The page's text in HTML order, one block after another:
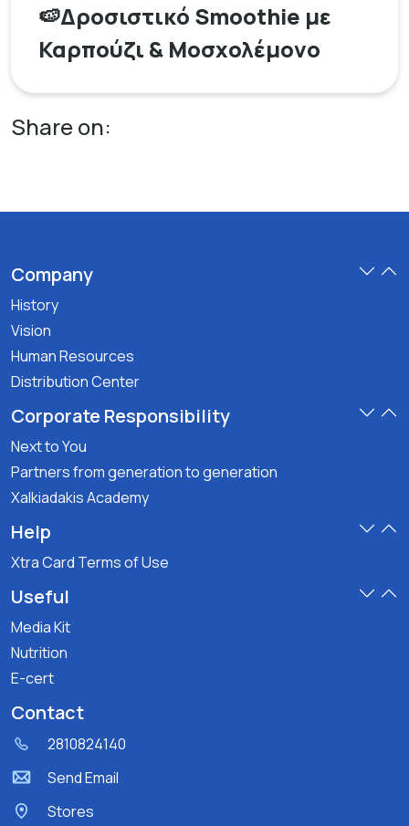
🍉Δροσιστικό Smoothie με
Καρπούζι & Μοσχολέμονο
Share on:
Company
History
Vision
Human Resources
Distribution Center
Corporate Responsibility
Next to You
Partners from generation to generation
Xalkiadakis Academy
Help
Xtra Card Terms of Use
Useful
Media Kit
Nutrition
E-cert
Contact
2810824140
Send Email
Stores